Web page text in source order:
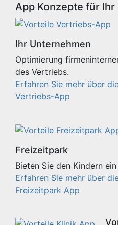
App Konzepte für
Ihr Unternehmen
Optimierung
des Vertriebs.
Erfahren Sie mehr über
Vertriebs-App
Freizeitpark
Bieten Sie den Kindern
Erfahren Sie mehr über
Freizeitpark App